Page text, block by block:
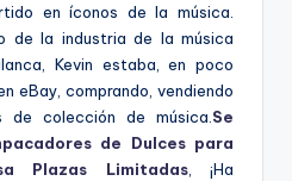
en íconos de la música.
de la industria de la música
Kevin estaba, en poco
eBay, comprando, vendiendo
de colección de música.Se
de Dulces para
Plazas Limitadas, ¡Ha